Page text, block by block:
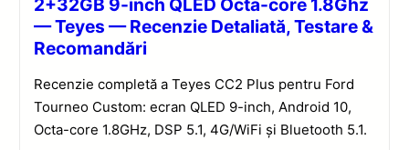
2+32GB 9-inch QLED Octa-core 1.8Ghz
— Teyes — Recenzie Detaliată, Testare &
Recomandări
Recenzie completă a Teyes CC2 Plus pentru Ford
Tourneo Custom: ecran QLED 9-inch, Android 10,
Octa-core 1.8GHz, DSP 5.1, 4G/WiFi și Bluetooth 5.1.